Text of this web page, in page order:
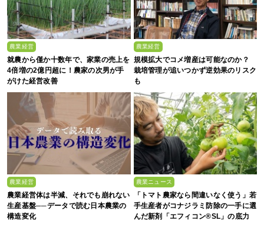
農業経営
就農から僅か十数年で、家業の売上を
4倍増の2億円超に！農家の次男が手
がけた経営改善
農業経営
規模拡大でコメ増産は可能なのか？
栽培管理が追いつかず逆効果のリスク
も
農業経営
農業経営体は半減、それでも崩れない
生産基盤──データで読む日本農業の
構造変化
農業ニュース
「トマト農家なら間違いなく使う」若
手生産者がコナジラミ防除の一手に選
んだ新剤「エフィコン®SL」の底力